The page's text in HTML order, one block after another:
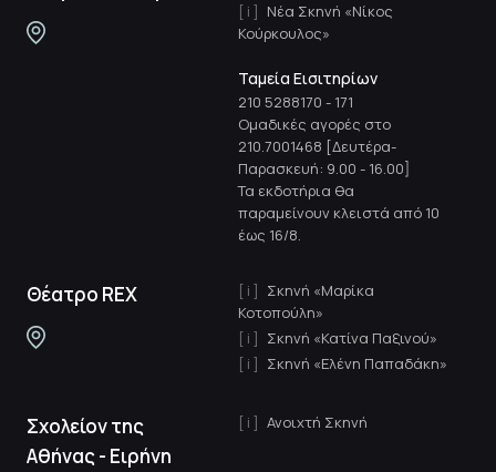
Νέα Σκηνή «Νίκος
Κούρκουλος»
Ταμεία Εισιτηρίων
210 5288170 - 171
Ομαδικές αγορές στο
210.7001468 [Δευτέρα-
Παρασκευή: 9.00 - 16.00]
Τα εκδοτήρια θα
παραμείνουν κλειστά από 10
έως 16/8.
Θέατρο REX
Σκηνή «Μαρίκα
Κοτοπούλη»
Σκηνή «Κατίνα Παξινού»
Σκηνή «Ελένη Παπαδάκη»
Σχολείον της
Αθήνας - Ειρήνη
Ανοιχτή Σκηνή